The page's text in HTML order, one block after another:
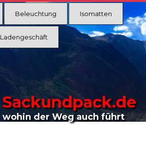
Beleuchtung Isomatten
Ladengeschäft
Sackundpack.de
wohin der Weg auch führt